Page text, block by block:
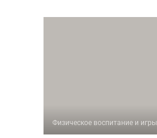
Физическое воспитание и игры